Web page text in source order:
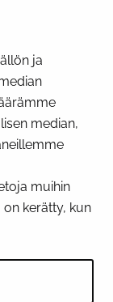
ja
median,
muihin
on kerätty, kun